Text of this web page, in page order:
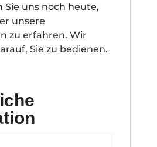
uns noch heute,
unsere
zu erfahren. Wir
Sie zu bedienen.